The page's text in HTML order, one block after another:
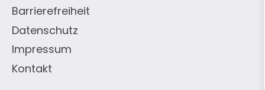
Kontakt
Impressum
Datenschutz
Barrierefreiheit